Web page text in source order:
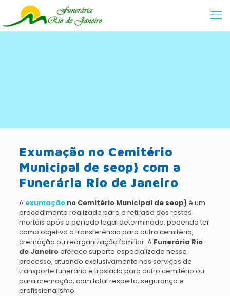
Exumação no Cemitério
Municipal de seop} com a
Funerária Rio de Janeiro
A exumaçãono Cemitério Municipal de seop} é um
procedimento realizado para a retirada dos restos
mortais após o período legal determinado, podendo ter
como objetivo a transferência para outro cemitério,
cremação ou reorganização familiar. A Funerária Rio
de Janeirooferece suporte especializado nesse
processo, atuando exclusivamente nos serviços de
transporte funerário e traslado para outro cemitério ou
para cremação, com total respeito, segurança e
profissionalismo.